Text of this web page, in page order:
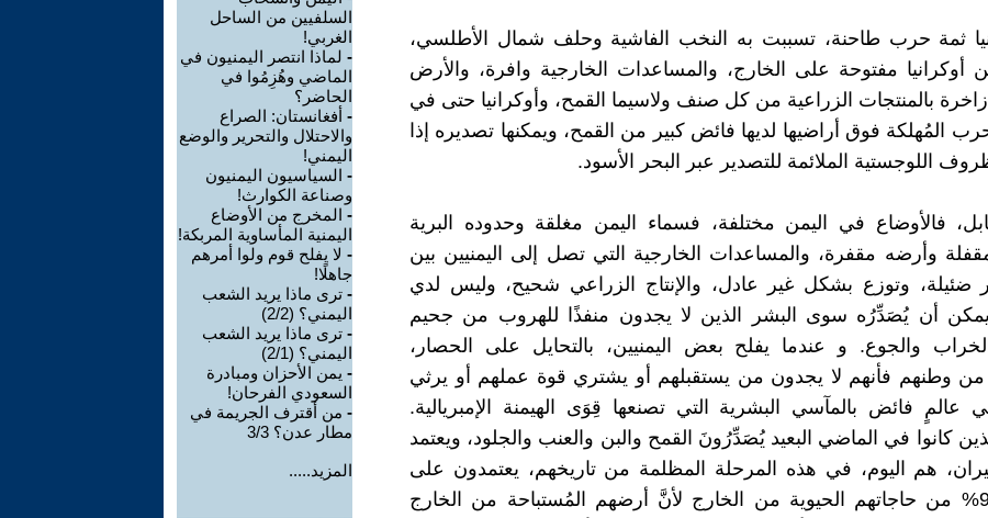
ثمة حرب طاحنة، تسببت به النخب الفاشية وحلف شمال الأطلسي،
أوكرانيا مفتوحة على الخارج، والمساعدات الخارجية وافرة، والأرض
زاخرة بالمنتجات الزراعية من كل صنف ولاسيما القمح، وأوكرانيا حتى في
المُهلكة فوق أراضيها لديها فائض كبير من القمح، ويمكنها تصديره إذا
اللوجستية الملائمة للتصدير عبر البحر الأسود.
فالأوضاع في اليمن مختلفة، فسماء اليمن مغلقة وحدوده البرية
وأرضه مقفرة، والمساعدات الخارجية التي تصل إلى اليمنيين بين
وتوزع بشكل غير عادل، والإنتاج الزراعي شحيح، وليس لدي
يمكن أن يُصَدِّرُه سوى البشر الذين لا يجدون منفذًا للهروب من جحيم
والجوع. و عندما يفلح بعض اليمنيين، بالتحايل على الحصار،
وطنهم فأنهم لا يجدون من يستقبلهم أو يشتري قوة عملهم أو يرثي
عالمٍ فائض بالمآسي البشرية التي تصنعها قِوَى الهيمنة الإمبريالية.
كانوا في الماضي البعيد يُصَدِّرُونَ القمح والبن والعنب والجلود، ويعتمد
هم اليوم، في هذه المرحلة المظلمة من تاريخهم، يعتمدون على
استيراد 95% من حاجاتهم الحيوية من الخارج لأنَّ أرضهم المُستباحة من الخارج
السلفيين من الساحل
الغربي!
- لماذا انتصر اليمنيون في
الماضي وهُزِمُوا في
الحاضر؟
- أفغانستان: الصراع
والاحتلال والتحرير والوضع
اليمني!
- السياسيون اليمنيون
وصناعة الكوارث!
- المخرج من الأوضاع
اليمنية المأساوية المربكة!
- لا يفلح قوم ولوا أمرهم
جاهلًا!
- ترى ماذا يريد الشعب
اليمني؟ (2/2)
- ترى ماذا يريد الشعب
اليمني؟ (2/1)
- يمن الأحزان ومبادرة
السعودي الفرحان!
- من أقترف الجريمة في
مطار عدن؟ 3/3
المزيد.....